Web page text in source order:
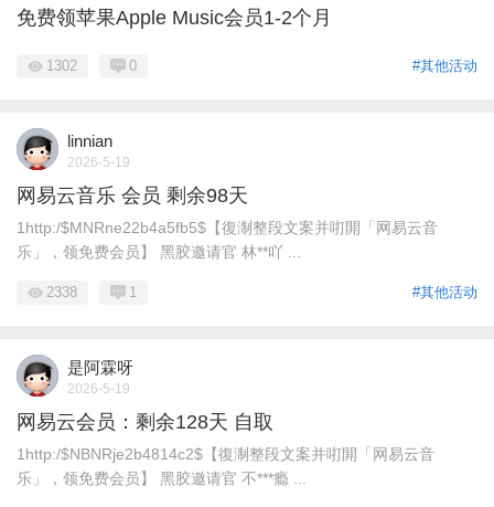
免费领苹果Apple Music会员1-2个月
#其他活动
1302 0
linnian
2026-5-19
网易云音乐 会员 剩余98天
1http:/$MNRne22b4a5fb5$【復淛整段文案并咑閞「网易云音
乐」，领免费会员】 黑胶邀请官 林**吖 ...
#其他活动
2338 1
是阿霖呀
2026-5-19
网易云会员：剩余128天 自取
1http:/$NBNRje2b4814c2$【復淛整段文案并咑閞「网易云音
乐」，领免费会员】 黑胶邀请官 不***瘾 ...